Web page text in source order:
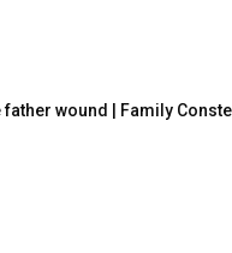
father wound | Family